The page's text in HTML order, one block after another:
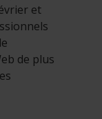
et
de plus